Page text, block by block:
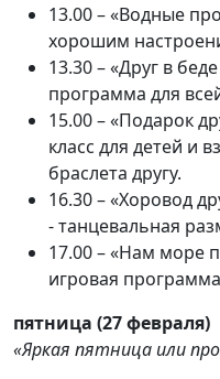
13.00 – «Водные
хорошим
13.30 – «Друг в
программа для
15.00 – «Подарок
класс для детей и
браслета другу.
16.30 – «Хоровод
- танцевальная
17.00 – «Нам море
игровая
пятница (27 февраля)
«Яркая пятница или